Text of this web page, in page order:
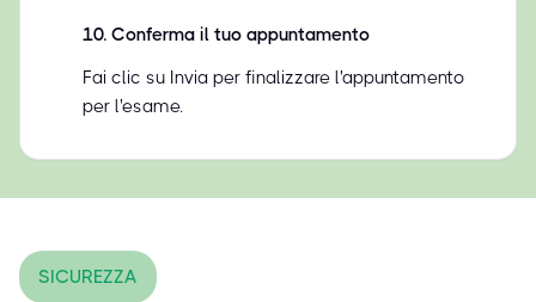
10. Conferma il tuo appuntamento
Fai clic su Invia per finalizzare l'appuntamento
per l'esame.
SICUREZZA